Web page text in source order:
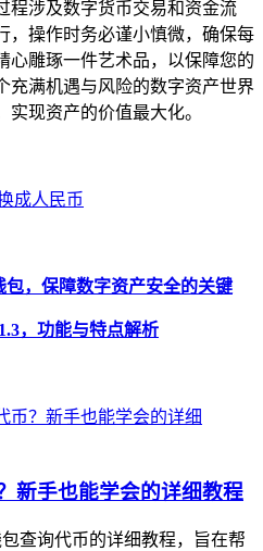
程涉及数字货币交易和资金流
，操作时务必谨小慎微，确保每
心雕琢一件艺术品，以保障您的
充满机遇与风险的数字资产世界
现资产的价值最大化。
成人民币
包，保障数字资产安全的关键
，功能与特点解析
新手也能学会的详细教程
查询代币的详细教程，旨在帮